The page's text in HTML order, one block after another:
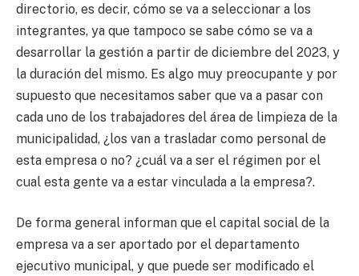
directorio, es decir, cómo se va a seleccionar a los
integrantes, ya que tampoco se sabe cómo se va a
desarrollar la gestión a partir de diciembre del 2023, y
la duración del mismo. Es algo muy preocupante y por
supuesto que necesitamos saber que va a pasar con
cada uno de los trabajadores del área de limpieza de la
municipalidad, ¿los van a trasladar como personal de
esta empresa o no? ¿cuál va a ser el régimen por el
cual esta gente va a estar vinculada a la empresa?.
De forma general informan que el capital social de la
empresa va a ser aportado por el departamento
ejecutivo municipal, y que puede ser modificado el